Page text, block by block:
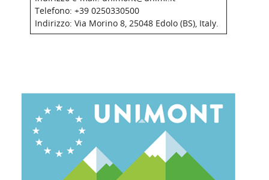
Telefono: +39 0250330500
Indirizzo: Via Morino 8, 25048 Edolo (BS), Italy.